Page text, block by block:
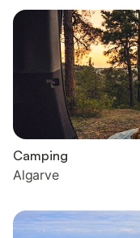
Camping
Algarve